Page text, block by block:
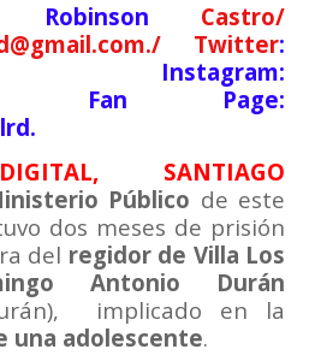
Robinson Castro/
Twitter:
Instagram:
Fan Page:
SANTIAGO
Público de este
dos meses de prisión
del regidor de Villa Los
Antonio Durán
implicado en la
una adolescente.